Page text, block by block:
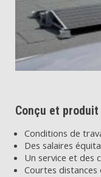
Conçu et
Conditions de
Des salaires
Un service et des
Courtes distances